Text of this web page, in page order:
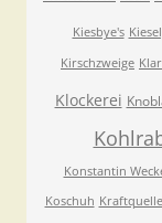
Kiesbye's
Kirschzweige
Klockerei
Konstantin
Koschuh Kraftquelle